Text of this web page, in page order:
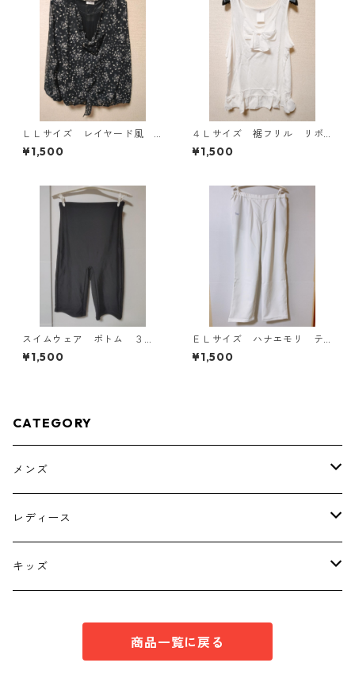
ＬＬサイズ レイヤード風
シフォンブラウス ブラッ
ク KAE-4786
¥1,500
４Ｌサイズ 裾フリル リボ
ン付きタンクトップ オフホ
ワイト KAE-4780
¥1,500
スイムウェア ボトム ３
Ｌ ブラック KAE-4563
¥1,500
ＥＬサイズ ハナエモリ テ
ーパードパンツ ナース ホ
ワイト KAE-4159
¥1,500
CATEGORY
メンズ
トップス
ボトムス
レディース
トップス
キッズ
商品一覧に戻る